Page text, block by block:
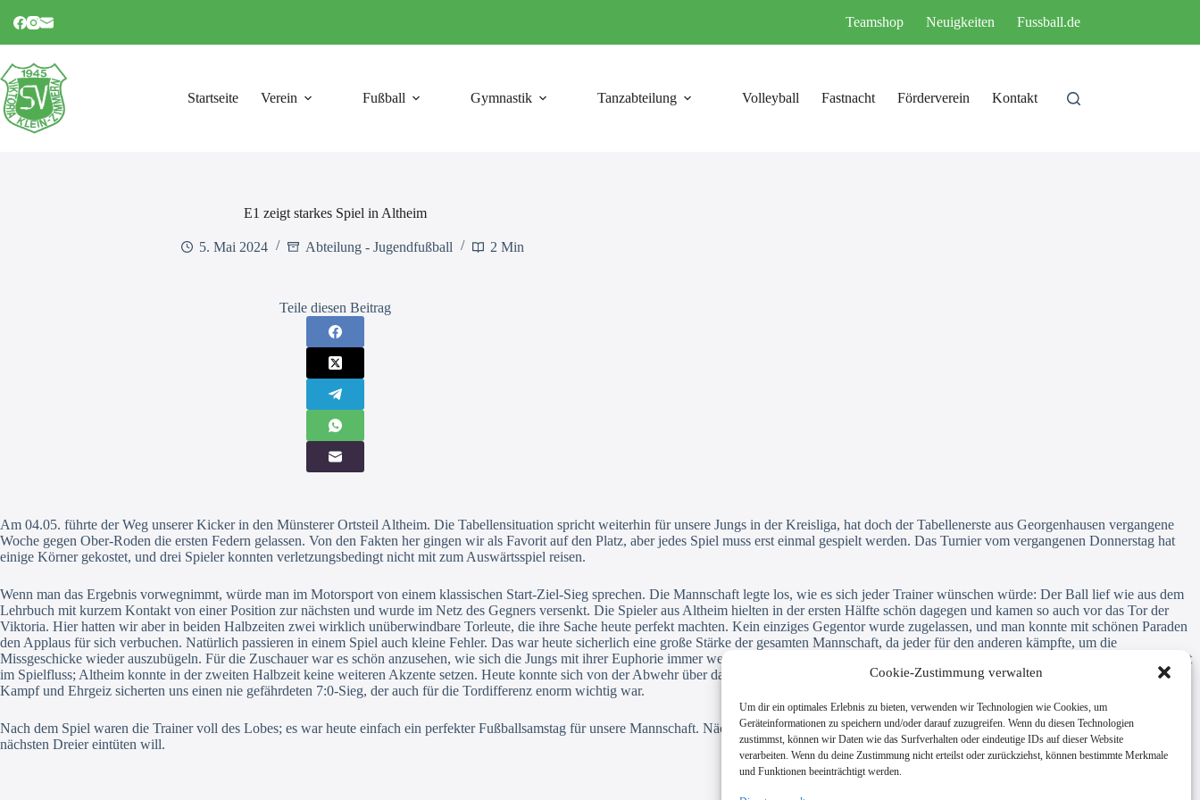
Cookie-Zustimmung verwalten
Um dir ein optimales Erlebnis zu bieten, verwenden wir Technologien wie Cookies, um
Geräteinformationen zu speichern und/oder darauf zuzugreifen. Wenn du diesen Technologien
zustimmst, können wir Daten wie das Surfverhalten oder eindeutige IDs auf dieser Website
verarbeiten. Wenn du deine Zustimmung nicht erteilst oder zurückziehst, können bestimmte Merkmale
und Funktionen beeinträchtigt werden.
Inhalt
Teamshop Neuigkeiten Fussball.de
Startseite Verein Fußball Gymnastik Tanzabteilung Volleyball Fastnacht Förderverein Kontakt
E1 zeigt starkes Spiel in Altheim
5. Mai 2024 Abteilung - Jugendfußball 2 Min
Teile diesen Beitrag
Am 04.05. führte der Weg unserer Kicker in den Münsterer Ortsteil Altheim. Die Tabellensituation spricht weiterhin für unsere Jungs in der Kreisliga, hat doch der Tabellenerste aus Georgenhausen vergangene
Woche gegen Ober-Roden die ersten Federn gelassen. Von den Fakten her gingen wir als Favorit auf den Platz, aber jedes Spiel muss erst einmal gespielt werden. Das Turnier vom vergangenen Donnerstag hat
einige Körner gekostet, und drei Spieler konnten verletzungsbedingt nicht mit zum Auswärtsspiel reisen.
Wenn man das Ergebnis vorwegnimmt, würde man im Motorsport von einem klassischen Start-Ziel-Sieg sprechen. Die Mannschaft legte los, wie es sich jeder Trainer wünschen würde: Der Ball lief wie aus dem
Lehrbuch mit kurzem Kontakt von einer Position zur nächsten und wurde im Netz des Gegners versenkt. Die Spieler aus Altheim hielten in der ersten Hälfte schön dagegen und kamen so auch vor das Tor der
Viktoria. Hier hatten wir aber in beiden Halbzeiten zwei wirklich unüberwindbare Torleute, die ihre Sache heute perfekt machten. Kein einziges Gegentor wurde zugelassen, und man konnte mit schönen Paraden
den Applaus für sich verbuchen. Natürlich passieren in einem Spiel auch kleine Fehler. Das war heute sicherlich eine große Stärke der gesamten Mannschaft, da jeder für den anderen kämpfte, um die
Missgeschicke wieder auszubügeln. Für die Zuschauer war es schön anzusehen, wie sich die Jungs mit ihrer Euphorie immer weiter nach vorne peitschten. Das zeigte sich dann auch in einer gewissen Leichtigkeit
im Spielfluss; Altheim konnte in der zweiten Halbzeit keine weiteren Akzente setzen. Heute konnte sich von der Abwehr über das Mittelfeld bis hin zum Sturm jede Position in die Torschützenliste eintragen.
Kampf und Ehrgeiz sicherten uns einen nie gefährdeten 7:0-Sieg, der auch für die Tordifferenz enorm wichtig war.
Nach dem Spiel waren die Trainer voll des Lobes; es war heute einfach ein perfekter Fußballsamstag für unsere Mannschaft. Nächste Woche führt uns der Weg dann nach Ober-Roden, wo man unbedingt den
nächsten Dreier eintüten will.